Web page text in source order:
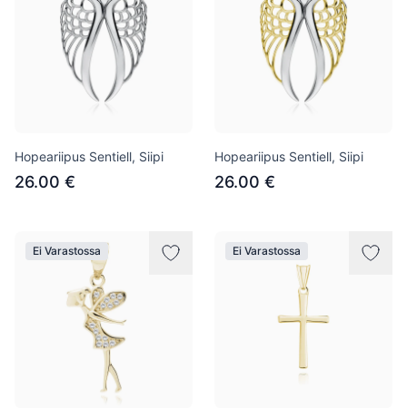
Hopeariipus Sentiell, Siipi
26.00 €
Hopeariipus Sentiell, Siipi
26.00 €
Ei Varastossa Ei Varastossa